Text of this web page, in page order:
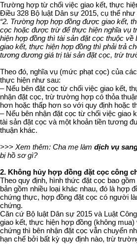
Trường hợp từ chối việc giao kết, thực
Điều 328 Bộ luật Dân sự 2015, cụ thể như
“2. Trường hợp hợp đồng được giao kết,
cọc hoặc được trừ để thực hiện nghĩa vụ
hiện hợp đồng thì tài sản đặt cọc thuộc
giao kết, thực hiện hợp đồng thì phải trả
tương đương giá trị tài sản đặt cọc, trừ
Theo đó, nghĩa vụ (mức phạt cọc) của
thực hiện như sau:
– Nếu bên đặt cọc từ chối việc giao kết,
nhận đặt cọc, trừ trường hợp có thỏa
hơn hoặc thấp hơn so với quy định hoặc
– Nếu bên nhận đặt cọc từ chối việc giao
tài sản đặt cọc và một khoản tiền tương
thuận khác.
>>> Xem thêm: Cha mẹ làm dịch vụ
bị hồ sơ gì?
2. Không hủy hợp đồng đặt cọc công
Theo quy định, hình thức đặt cọc bao
bản gồm nhiều loại khác nhau, đó là hợp
chứng thực, hợp đồng đặt cọc có người
chứng.
Căn cứ Bộ luật Dân sự 2015 và Luật
giao kết, thực hiện hợp đồng (không
chứng thì bên nhận đặt cọc vẫn chuyển
hạn chế bởi bất kỳ quy định nào, trừ